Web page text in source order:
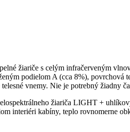
žiariče s celým infračerveným
podielom A (cca 8%), povrchová
vnemy. Nie je potrebný žiadny
žiariča LIGHT +
interiéri kabíny, teplo rovnomerne